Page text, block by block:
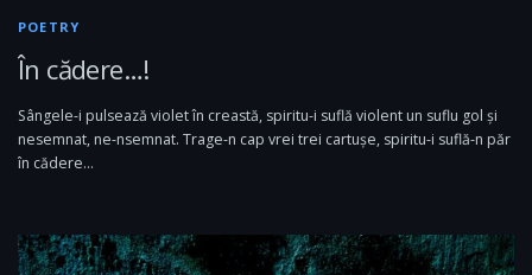
POETRY
În cădere…!
Sângele-i pulsează violet în creastă, spiritu-i suflă violent un suflu gol și
nesemnat, ne-nsemnat. Trage-n cap vrei trei cartușe, spiritu-i suflă-n păr
în cădere…